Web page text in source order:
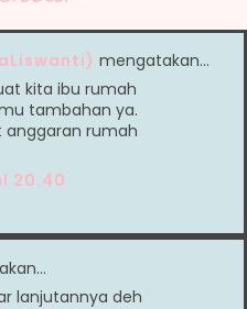
mengatakan…
kita ibu rumah
tambahan ya.
rumah
20.40
lanjutannya deh